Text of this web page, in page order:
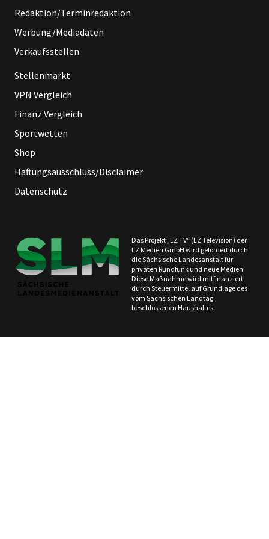
Redaktion/Terminredaktion
Werbung/Mediadaten
Verkaufsstellen
Stellenmarkt
VPN Vergleich
Finanz Vergleich
Sportwetten
Shop
Haftungsausschluss/Disclaimer
Datenschutz
Das Projekt „LZ TV“ (LZ Television) der
LZ Medien GmbH wird gefördert durch
die Sächsische Landesanstalt für
privaten Rundfunk und neue Medien.
Diese Maßnahme wird mitfinanziert
durch Steuermittel auf Grundlage des
vom Sächsischen Landtag
beschlossenen Haushaltes.